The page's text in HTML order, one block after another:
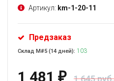
Артикул: km-1-20-11
Предзаказ
Склад М#5 (14 дней): 103
1 481 ₽ 1 645 руб.